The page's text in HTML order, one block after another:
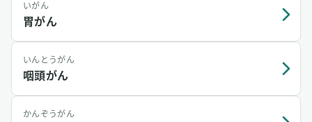
いがん
胃がん
いんとうがん
咽頭がん
かんぞうがん